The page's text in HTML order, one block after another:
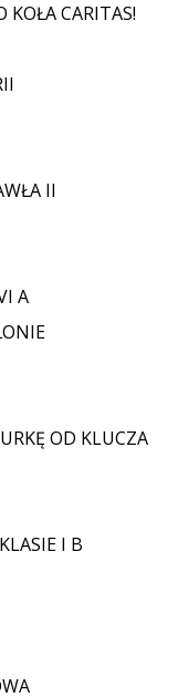
KOŁA CARITAS!
II
A
OD KLUCZA
I B